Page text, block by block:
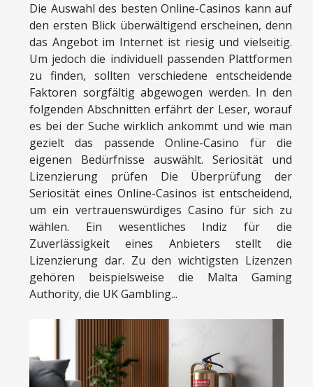
Die Auswahl des besten Online-Casinos kann auf
den ersten Blick überwältigend erscheinen, denn
das Angebot im Internet ist riesig und vielseitig.
Um jedoch die individuell passenden Plattformen
zu finden, sollten verschiedene entscheidende
Faktoren sorgfältig abgewogen werden. In den
folgenden Abschnitten erfährt der Leser, worauf
es bei der Suche wirklich ankommt und wie man
gezielt das passende Online-Casino für die
eigenen Bedürfnisse auswählt. Seriosität und
Lizenzierung prüfen Die Überprüfung der
Seriosität eines Online-Casinos ist entscheidend,
um ein vertrauenswürdiges Casino für sich zu
wählen. Ein wesentliches Indiz für die
Zuverlässigkeit eines Anbieters stellt die
Lizenzierung dar. Zu den wichtigsten Lizenzen
gehören beispielsweise die Malta Gaming
Authority, die UK Gambling...